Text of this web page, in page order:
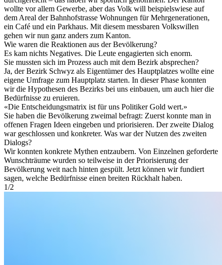
wollte vor allem Gewerbe, aber das Volk will beispielswiese auf
dem Areal der Bahnhofstrasse Wohnungen für Mehrgenerationen,
ein Café und ein Parkhaus. Mit diesem messbaren Volkswillen
gehen wir nun ganz anders zum Kanton.
Wie waren die Reaktionen aus der Bevölkerung?
Es kam nichts Negatives. Die Leute engagierten sich enorm.
Sie mussten sich im Prozess auch mit dem Bezirk absprechen?
Ja, der Bezirk Schwyz als Eigentümer des Hauptplatzes wollte eine
eigene Umfrage zum Hauptplatz starten. In dieser Phase konnten
wir die Hypothesen des Bezirks bei uns einbauen, um auch hier die
Bedürfnisse zu eruieren.
«Die Entscheidungsmatrix ist für uns Politiker Gold wert.»
Sie haben die Bevölkerung zweimal befragt: Zuerst konnte man in
offenen Fragen Ideen eingeben und priorisieren. Der zweite Dialog
war geschlossen und konkreter. Was war der Nutzen des zweiten
Dialogs?
Wir konnten konkrete Mythen entzaubern. Von Einzelnen geforderte
Wunschträume wurden so teilweise in der Priorisierung der
Bevölkerung weit nach hinten gespült. Jetzt können wir fundiert
sagen, welche Bedürfnisse einen breiten Rückhalt haben.
1/2